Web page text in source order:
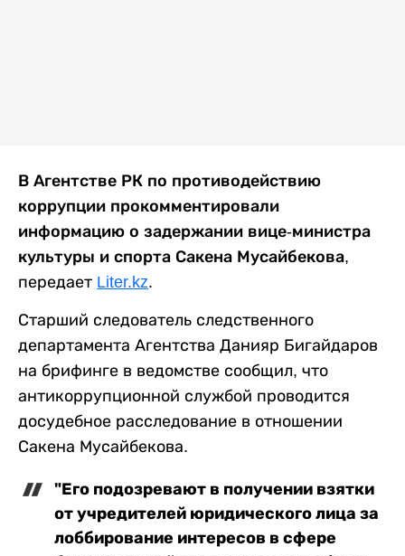
В Агентстве РК по противодействию
коррупции прокомментировали
информацию о задержании вице-министра
культуры и спорта Сакена Мусайбекова,
передает Liter.kz.
Старший следователь следственного
департамента Агентства Данияр Бигайдаров
на брифинге в ведомстве сообщил, что
антикоррупционной службой проводится
досудебное расследование в отношении
Сакена Мусайбекова.
"Его подозревают в получении взятки
от учредителей юридического лица за
лоббирование интересов в сфере